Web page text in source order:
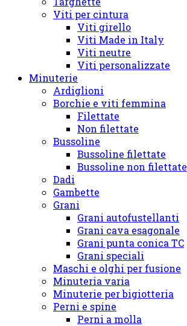
Viti per cintura
Viti girello
Viti Made in Italy
Viti neutre
Viti personalizzate
Minuterie
Ardiglioni
Borchie e viti femmina
Filettate
Non filettate
Bussoline
Bussoline filettate
Bussoline non filettate
Dadi
Gambette
Grani
Grani autofustellanti
Grani cava esagonale
Grani punta conica TC
Grani speciali
Maschi e olghi per fusione
Minuteria varia
Minuterie per bigiotteria
Perni e spine
Perni a molla